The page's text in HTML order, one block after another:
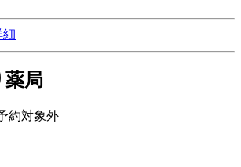
細
局
約対象外